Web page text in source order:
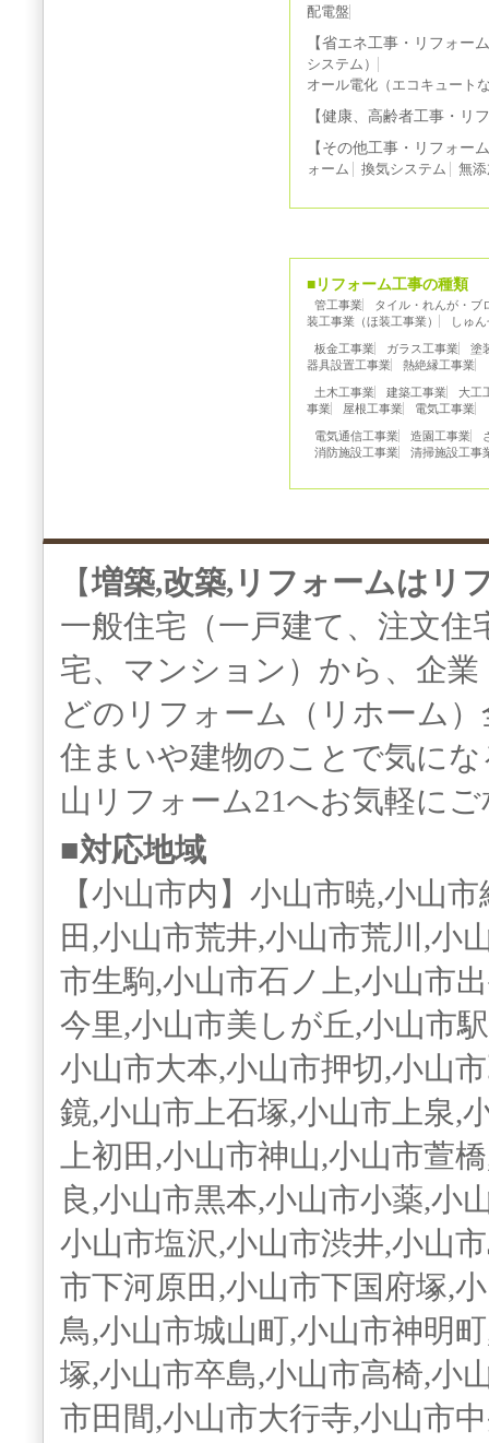
配電盤
【省エネ工事・リフォー
システム）
オール電化（エコキュート
【健康、高齢者工事・リ
【その他工事・リフォー
ォーム 換気システム 無
■リフォーム工事の種類
管工事業
タイル・れんが・ブ
装工事業（ほ装工事業）
しゅ
板金工事業 ガラス工事業
塗
器具設置工事業
熱絶縁工事業
土木工事業 建築工事業
大工
事業
屋根工事業 電気工事業
電気通信工事業 造園工事業
消防施設工事業
清掃施設工事
【増築,改築,リフォームはリ
一般住宅（一戸建て、注文
宅、マンション）から、企
どのリフォーム（リホーム
住まいや建物のことで気に
山リフォーム21へお気軽に
■対応地域
【小山市内】小山市暁,小山
田,小山市荒井,小山市荒川,小
市生駒,小山市石ノ上,小山市
今里,小山市美しが丘,小山市
小山市大本,小山市押切,小山
鏡,小山市上石塚,小山市上泉,
上初田,小山市神山,小山市萱
良,小山市黒本,小山市小薬,小
小山市塩沢,小山市渋井,小山
市下河原田,小山市下国府塚,
鳥,小山市城山町,小山市神明
塚,小山市卒島,小山市高椅,小
市田間,小山市大行寺,小山市